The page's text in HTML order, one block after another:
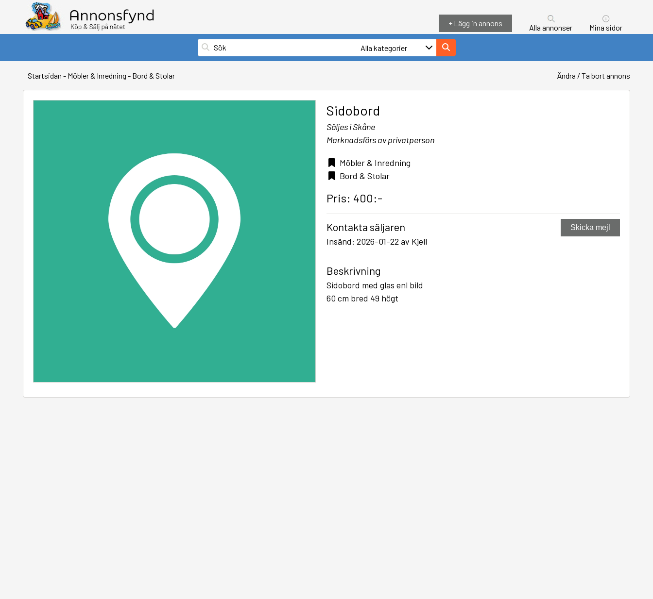
+ Lägg in annons Alla annonser Mina sidor
Startsidan - Möbler & Inredning - Bord & Stolar Ändra / Ta bort annons
Sidobord
Säljes i Skåne
Marknadsförs av privatperson
Möbler & Inredning
Bord & Stolar
Pris: 400:-
Kontakta säljaren
Insänd: 2026-01-22 av Kjell
Skicka mejl
Beskrivning
Sidobord med glas enl bild
60 cm bred 49 högt